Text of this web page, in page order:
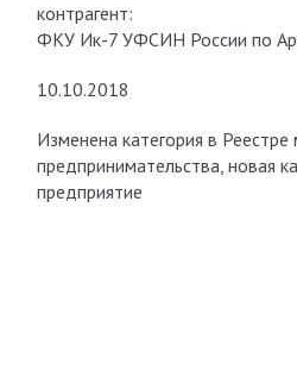
контрагент:
ФКУ Ик-7 УФСИН России по
10.10.2018
Изменена категория в Реестре
предпринимательства, новая
предприятие